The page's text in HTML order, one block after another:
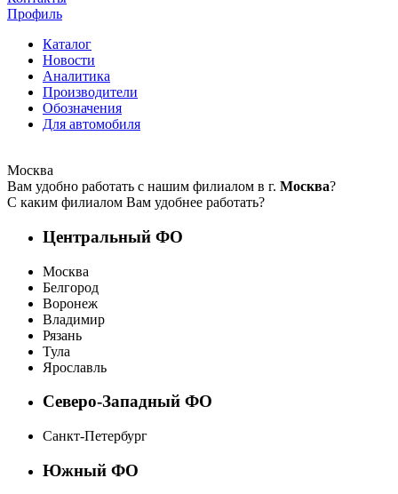
Профиль
Каталог
Новости
Аналитика
Производители
Обозначения
Для автомобиля
Москва
Вам удобно работать с нашим филиалом в г. Москва?
С каким филиалом Вам удобнее работать?
Центральный ФО
Москва
Белгород
Воронеж
Владимир
Рязань
Тула
Ярославль
Северо-Западный ФО
Санкт-Петербург
Южный ФО